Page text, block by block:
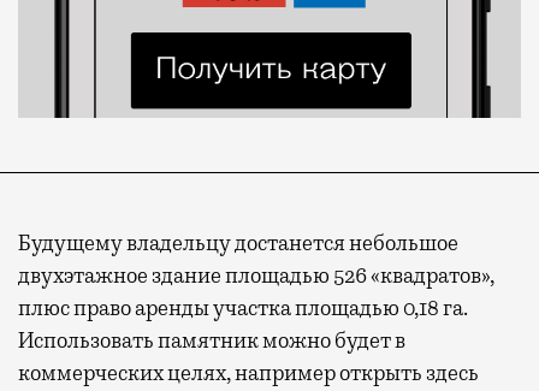
Будущему владельцу достанется небольшое
двухэтажное здание площадью 526 «квадратов»,
плюс право аренды участка площадью 0,18 га.
Использовать памятник можно будет в
коммерческих целях, например открыть здесь